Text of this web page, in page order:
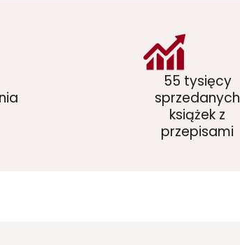
55 tysięcy
sprzedanych
książek z
przepisami